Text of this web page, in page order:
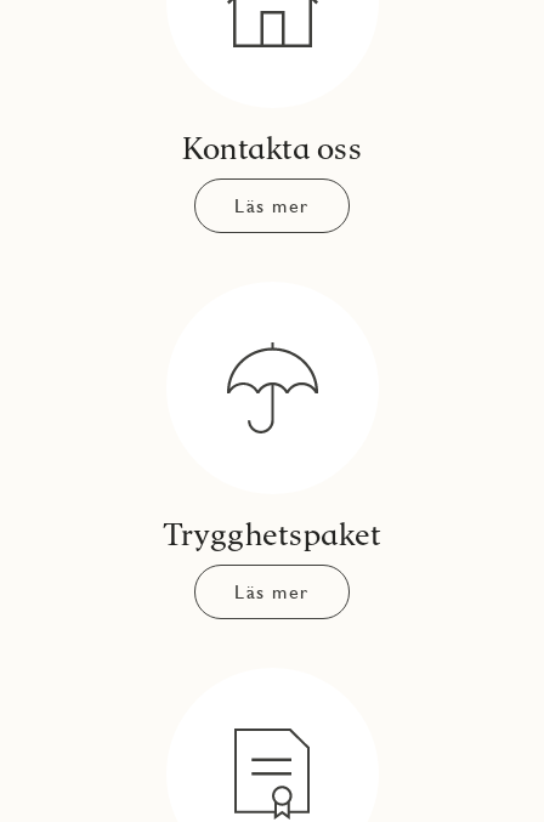
Kontakta oss
Läs mer
Trygghetspaket
Läs mer